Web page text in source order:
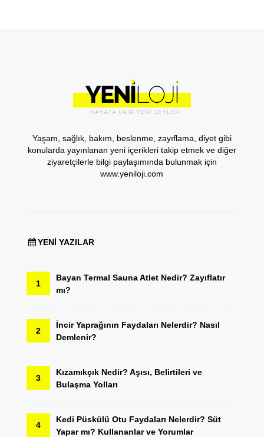
Yaşam, sağlık, bakım, beslenme, zayıflama, diyet gibi
konularda yayınlanan yeni içerikleri takip etmek ve diğer
ziyaretçilerle bilgi paylaşımında bulunmak için
www.yeniloji.com
YENI YAZILAR
1
Bayan Termal Sauna Atlet Nedir? Zayıflatır
mı?
2
İncir Yaprağının Faydaları Nelerdir? Nasıl
Demlenir?
3
Kızamıkçık Nedir? Aşısı, Belirtileri ve
Bulaşma Yolları
4
Kedi Püskülü Otu Faydaları Nelerdir? Süt
Yapar mı? Kullananlar ve Yorumlar